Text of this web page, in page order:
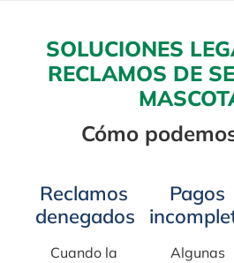
SOLUCIONES
RECLAMOS DE
Cómo
Reclamos
denegados
Cuando la
Pagos
Algunas